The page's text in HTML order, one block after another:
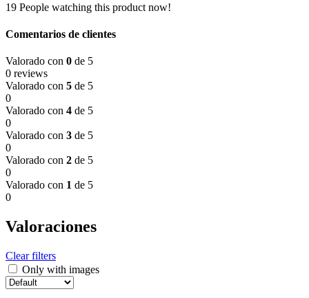
19 People watching this product now!
Comentarios de clientes
Valorado con 0 de 5
0 reviews
Valorado con 5 de 5
0
Valorado con 4 de 5
0
Valorado con 3 de 5
0
Valorado con 2 de 5
0
Valorado con 1 de 5
0
Valoraciones
Clear filters
Only with images